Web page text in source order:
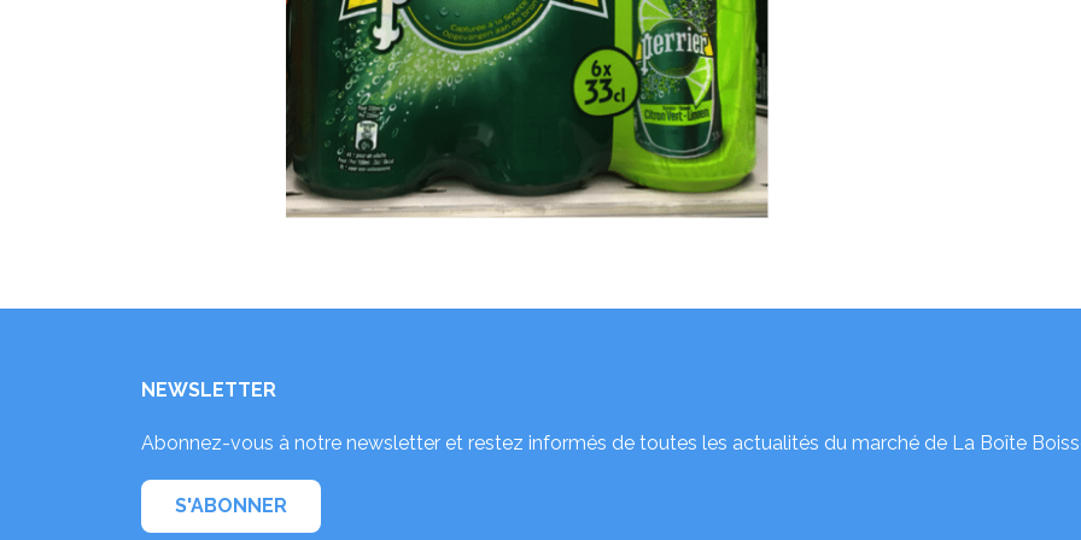
NEWSLETTER
Abonnez-vous à notre newsletter et restez informés de toutes les actualités du marché de La Boîte
S'ABONNER